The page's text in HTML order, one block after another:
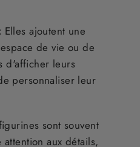
Elles ajoutent une
de vie ou de
d'afficher leurs
personnaliser leur
sont souvent
aux détails,